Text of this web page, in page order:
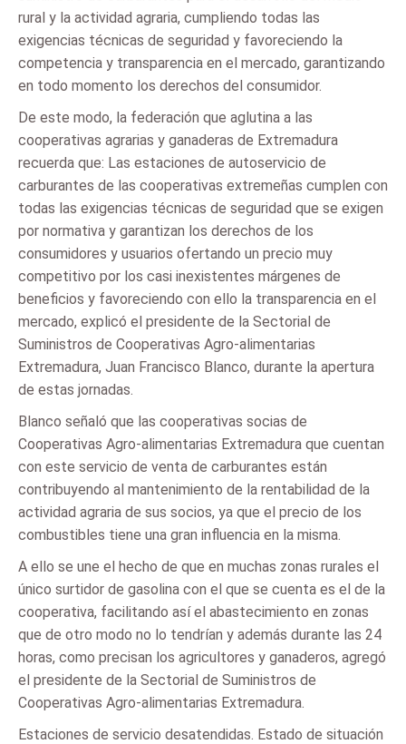
rural y la actividad agraria, cumpliendo todas las
exigencias técnicas de seguridad y favoreciendo la
competencia y transparencia en el mercado, garantizando
en todo momento los derechos del consumidor.
De este modo, la federación que aglutina a las
cooperativas agrarias y ganaderas de Extremadura
recuerda que: Las estaciones de autoservicio de
carburantes de las cooperativas extremeñas cumplen con
todas las exigencias técnicas de seguridad que se exigen
por normativa y garantizan los derechos de los
consumidores y usuarios ofertando un precio muy
competitivo por los casi inexistentes márgenes de
beneficios y favoreciendo con ello la transparencia en el
mercado, explicó el presidente de la Sectorial de
Suministros de Cooperativas Agro-alimentarias
Extremadura, Juan Francisco Blanco, durante la apertura
de estas jornadas.
Blanco señaló que las cooperativas socias de
Cooperativas Agro-alimentarias Extremadura que cuentan
con este servicio de venta de carburantes están
contribuyendo al mantenimiento de la rentabilidad de la
actividad agraria de sus socios, ya que el precio de los
combustibles tiene una gran influencia en la misma.
A ello se une el hecho de que en muchas zonas rurales el
único surtidor de gasolina con el que se cuenta es el de la
cooperativa, facilitando así el abastecimiento en zonas
que de otro modo no lo tendrían y además durante las 24
horas, como precisan los agricultores y ganaderos, agregó
el presidente de la Sectorial de Suministros de
Cooperativas Agro-alimentarias Extremadura.
Estaciones de servicio desatendidas. Estado de situación